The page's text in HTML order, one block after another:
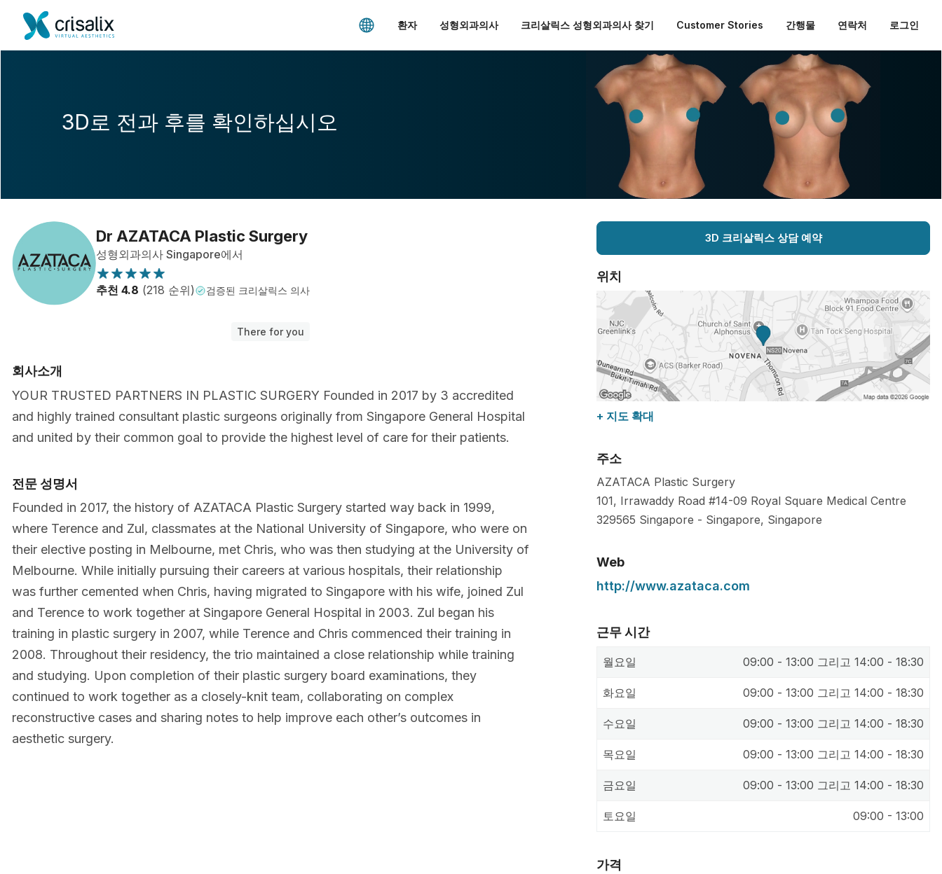
환자 성형외과의사 크리살릭스 성형외과의사 찾기 Customer Stories 간행물 연락처 로그인
3D로 전과 후를 확인하십시오
Dr AZATACA Plastic Surgery
성형외과의사 Singapore에서
추천 4.8 (218 순위) 검증된 크리살릭스 의사
There for you
회사소개
YOUR TRUSTED PARTNERS IN PLASTIC SURGERY Founded in 2017 by 3 accredited
and highly trained consultant plastic surgeons originally from Singapore General Hospital
and united by their common goal to provide the highest level of care for their patients.
전문 성명서
Founded in 2017, the history of AZATACA Plastic Surgery started way back in 1999,
where Terence and Zul, classmates at the National University of Singapore, who were on
their elective posting in Melbourne, met Chris, who was then studying at the University of
Melbourne. While initially pursuing their careers at various hospitals, their relationship
was further cemented when Chris, having migrated to Singapore with his wife, joined Zul
and Terence to work together at Singapore General Hospital in 2003. Zul began his
training in plastic surgery in 2007, while Terence and Chris commenced their training in
2008. Throughout their residency, the trio maintained a close relationship while training
and studying. Upon completion of their plastic surgery board examinations, they
continued to work together as a closely-knit team, collaborating on complex
reconstructive cases and sharing notes to help improve each other’s outcomes in
aesthetic surgery.
3D 크리살릭스 상담 예약
위치
+ 지도 확대
주소
AZATACA Plastic Surgery
101, Irrawaddy Road #14-09 Royal Square Medical Centre
329565 Singapore - Singapore, Singapore
Web
http://www.azataca.com
근무 시간
월요일 09:00 - 13:00 그리고 14:00 - 18:30
화요일 09:00 - 13:00 그리고 14:00 - 18:30
수요일 09:00 - 13:00 그리고 14:00 - 18:30
목요일 09:00 - 13:00 그리고 14:00 - 18:30
금요일 09:00 - 13:00 그리고 14:00 - 18:30
토요일 09:00 - 13:00
가격